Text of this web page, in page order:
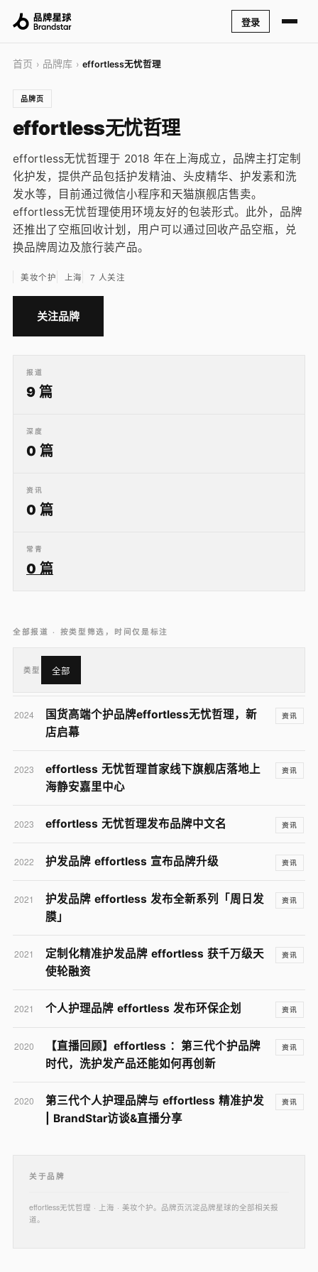
登录
首页 › 品牌库 › effortless无忧哲理
品牌页
effortless无忧哲理
effortless无忧哲理于 2018 年在上海成立，品牌主打定制
化护发，提供产品包括护发精油、头皮精华、护发素和洗
发水等，目前通过微信小程序和天猫旗舰店售卖。
effortless无忧哲理使用环境友好的包装形式。此外，品牌
还推出了空瓶回收计划，用户可以通过回收产品空瓶，兑
换品牌周边及旅行装产品。
美妆个护 上海 7 人关注
关注品牌
报道
9 篇
深度
0 篇
资讯
0 篇
常青
0 篇
全部报道 · 按类型筛选，时间仅是标注
类型 全部
2024
国货高端个护品牌effortless无忧哲理，新
店启幕
资讯
2023
effortless 无忧哲理首家线下旗舰店落地上
海静安嘉里中心
资讯
2023 effortless 无忧哲理发布品牌中文名 资讯
2022 护发品牌 effortless 宣布品牌升级 资讯
2021
护发品牌 effortless 发布全新系列「周日发
膜」
资讯
2021
定制化精准护发品牌 effortless 获千万级天
使轮融资
资讯
2021 个人护理品牌 effortless 发布环保企划 资讯
2020
【直播回顾】effortless ：第三代个护品牌
时代，洗护发产品还能如何再创新
资讯
2020
第三代​个人护理品牌与 effortless 精准护发
| BrandStar访谈&直播分享
资讯
关于品牌
effortless无忧哲理 · 上海 · 美妆个护。品牌页沉淀品牌星球的全部相关报
道。